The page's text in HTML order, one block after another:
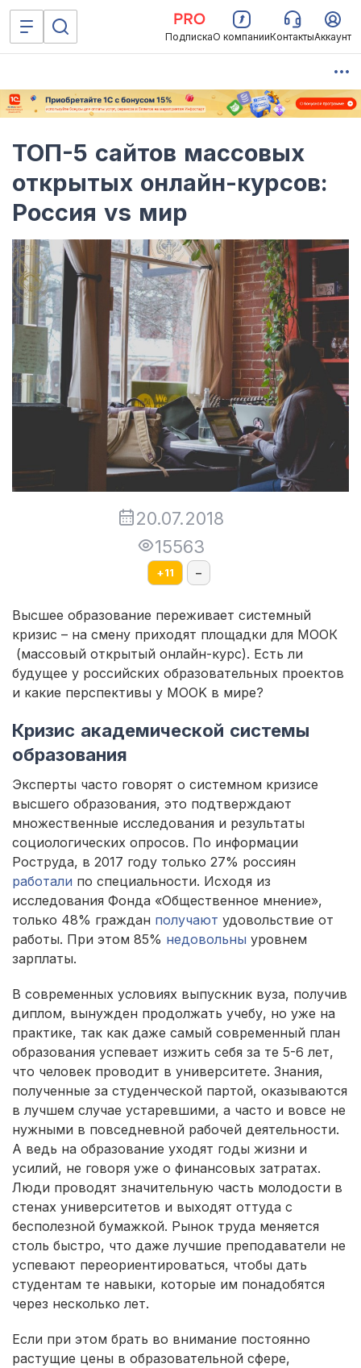
ПодпискаО компанииКонтактыАккаунт
ТОП-5 сайтов массовых
открытых онлайн-курсов:
Россия vs мир
20.07.2018
15563
+11 –
Высшее образование переживает системный
кризис – на смену приходят площадки для MООК
(массовый открытый онлайн-курс). Есть ли
будущее у российских образовательных проектов
и какие перспективы у MOOK в мире?
Кризис академической системы
образования
Эксперты часто говорят о системном кризисе
высшего образования, это подтверждают
множественные исследования и результаты
социологических опросов. По информации
Роструда, в 2017 году только 27% россиян
работали по специальности. Исходя из
исследования Фонда «Общественное мнение»,
только 48% граждан получают удовольствие от
работы. При этом 85% недовольны уровнем
зарплаты.
В современных условиях выпускник вуза, получив
диплом, вынужден продолжать учебу, но уже на
практике, так как даже самый современный план
образования успевает изжить себя за те 5-6 лет,
что человек проводит в университете. Знания,
полученные за студенческой партой, оказываются
в лучшем случае устаревшими, а часто и вовсе не
нужными в повседневной рабочей деятельности.
А ведь на образование уходят годы жизни и
усилий, не говоря уже о финансовых затратах.
Люди проводят значительную часть молодости в
стенах университетов и выходят оттуда с
бесполезной бумажкой. Рынок труда меняется
столь быстро, что даже лучшие преподаватели не
успевают переориентироваться, чтобы дать
студентам те навыки, которые им понадобятся
через несколько лет.
Если при этом брать во внимание постоянно
растущие цены в образовательной сфере,